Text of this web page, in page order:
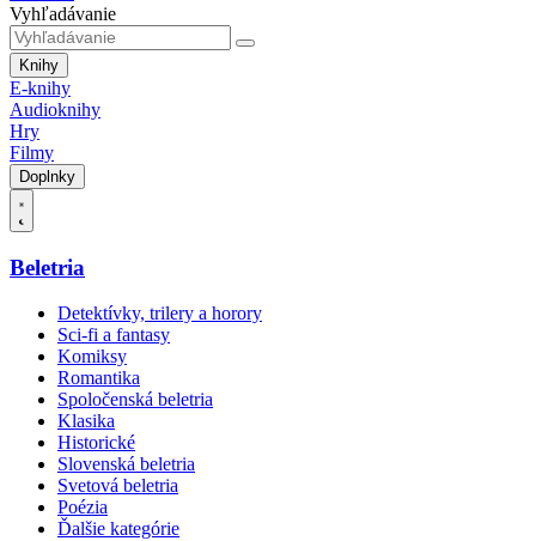
Vyhľadávanie
Knihy
E-knihy
Audioknihy
Hry
Filmy
Doplnky
Beletria
Detektívky, trilery a horory
Sci-fi a fantasy
Komiksy
Romantika
Spoločenská beletria
Klasika
Historické
Slovenská beletria
Svetová beletria
Poézia
Ďalšie kategórie